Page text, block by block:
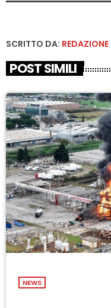
SCRITTO DA:
POST SIMILI
NEWS